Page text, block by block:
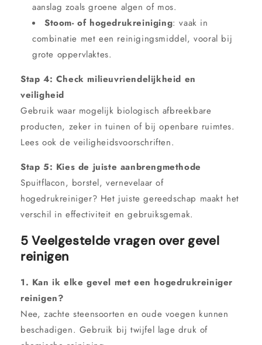
aanslag zoals groene algen of mos.
Stoom- of hogedrukreiniging: vaak in
combinatie met een reinigingsmiddel, vooral bij
grote oppervlaktes.
Stap 4: Check milieuvriendelijkheid en
veiligheid
Gebruik waar mogelijk biologisch afbreekbare
producten, zeker in tuinen of bij openbare ruimtes.
Lees ook de veiligheidsvoorschriften.
Stap 5: Kies de juiste aanbrengmethode
Spuitflacon, borstel, vernevelaar of
hogedrukreiniger? Het juiste gereedschap maakt het
verschil in effectiviteit en gebruiksgemak.
5 Veelgestelde vragen over gevel
reinigen
1. Kan ik elke gevel met een hogedrukreiniger
reinigen?
Nee, zachte steensoorten en oude voegen kunnen
beschadigen. Gebruik bij twijfel lage druk of